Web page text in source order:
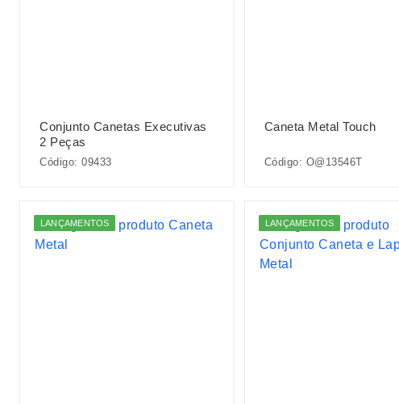
Conjunto Canetas Executivas
2 Peças
Código: 09433
Caneta Metal Touch
Código: O@13546T
LANÇAMENTOS LANÇAMENTOS